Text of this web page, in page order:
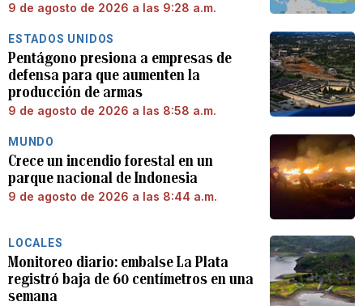
9 de agosto de 2026 a las 9:28 a.m.
ESTADOS UNIDOS
Pentágono presiona a empresas de
defensa para que aumenten la
producción de armas
9 de agosto de 2026 a las 8:58 a.m.
MUNDO
Crece un incendio forestal en un
parque nacional de Indonesia
9 de agosto de 2026 a las 8:44 a.m.
LOCALES
Monitoreo diario: embalse La Plata
registró baja de 60 centímetros en una
semana